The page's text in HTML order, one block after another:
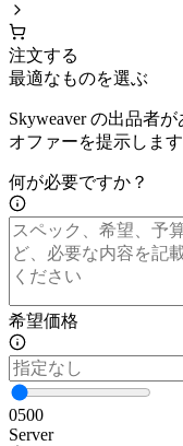
注文する
最適なものを選ぶ
Skyweaver の出品者
オファーを提示します
何が必要ですか？
希望価格
0500
Server